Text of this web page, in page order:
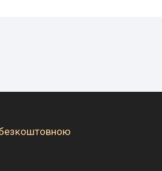
безкоштовною